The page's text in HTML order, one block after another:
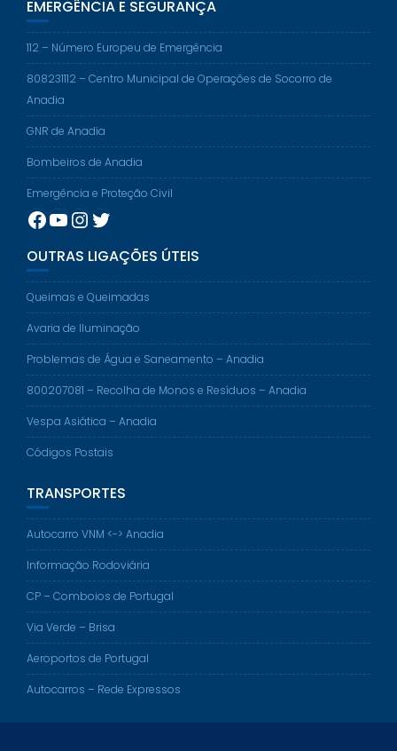
EMERGÊNCIA E SEGURANÇA
112 – Número Europeu de Emergência
808231112 – Centro Municipal de Operações de Socorro de
Anadia
GNR de Anadia
Bombeiros de Anadia
Emergência e Proteção Civil
Facebook
YouTube
Instagram
Twitter
OUTRAS LIGAÇÕES ÚTEIS
Queimas e Queimadas
Avaria de Iluminação
Problemas de Água e Saneamento – Anadia
800207081 – Recolha de Monos e Resíduos – Anadia
Vespa Asiática – Anadia
Códigos Postais
TRANSPORTES
Autocarro VNM <-> Anadia
Informação Rodoviária
CP – Comboios de Portugal
Via Verde – Brisa
Aeroportos de Portugal
Autocarros – Rede Expressos